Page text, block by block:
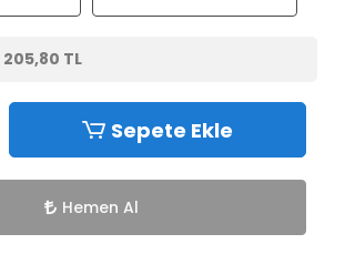
205,80 TL
Sepete Ekle
Hemen Al